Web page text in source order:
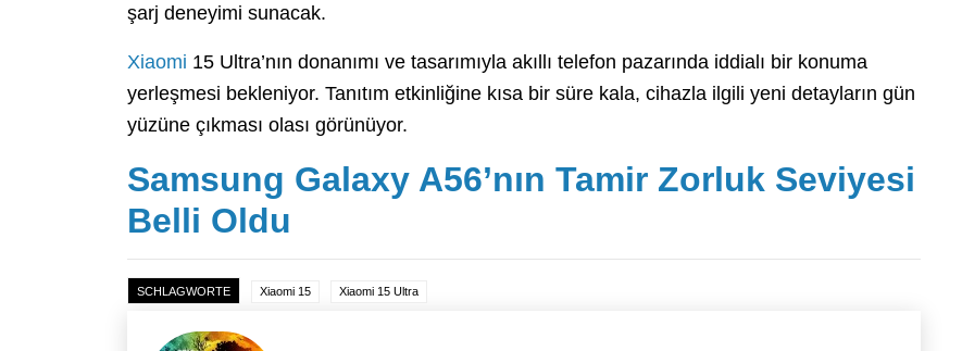
şarj deneyimi sunacak.
Xiaomi 15 Ultra’nın donanımı ve tasarımıyla akıllı telefon pazarında iddialı bir konuma
yerleşmesi bekleniyor. Tanıtım etkinliğine kısa bir süre kala, cihazla ilgili yeni detayların gün
yüzüne çıkması olası görünüyor.
Samsung Galaxy A56’nın Tamir Zorluk Seviyesi
Belli Oldu
SCHLAGWORTE Xiaomi 15 Xiaomi 15 Ultra